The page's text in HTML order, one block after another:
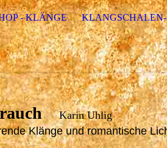
- KLÄNGE
Karin Uhlig
Klänge und romantische